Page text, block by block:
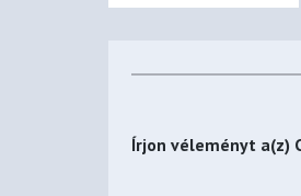
Írjon véleményt a(z)